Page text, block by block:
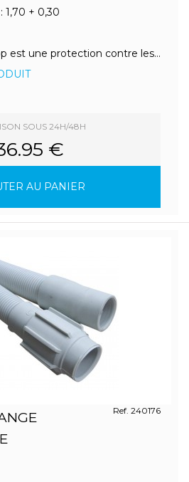
+ 0,30
est une protection contre les...
SOUS 24H/48H
€
AU PANIER
Ref. 240176